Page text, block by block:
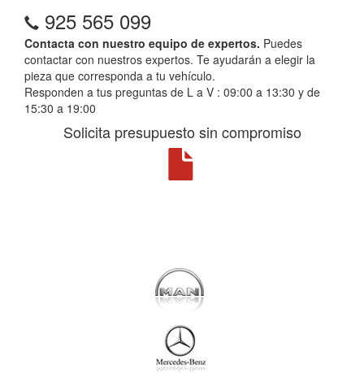
925 565 099
Contacta con nuestro equipo de expertos. Puedes
contactar con nuestros expertos. Te ayudarán a elegir la
pieza que corresponda a tu vehículo.
Responden a tus preguntas de L a V : 09:00 a 13:30 y de
15:30 a 19:00
Solicita presupuesto sin compromiso